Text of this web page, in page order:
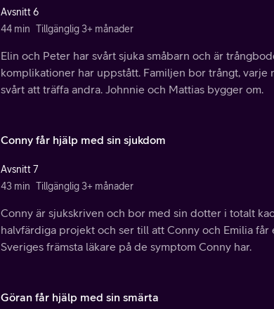
Avsnitt 6
44 min Tillgänglig 3+ månader
Elin och Peter har svårt sjuka småbarn och är
komplikationer har uppstått. Familjen bor trångt,
svårt att träffa andra. Johnnie och Mattias bygger om.
Conny får hjälp med sin sjukdom
Avsnitt 7
43 min Tillgänglig 3+ månader
Conny är sjukskriven och bor med sin dotter i totalt
halvfärdiga projekt och ser till att Conny och Emilia
Sveriges främsta läkare på de symptom Conny har.
Göran får hjälp med sin smärta